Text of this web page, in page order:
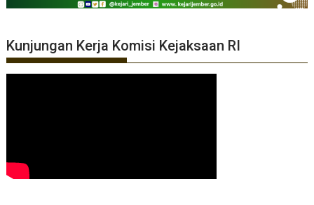
Kunjungan Kerja Komisi Kejaksaan RI